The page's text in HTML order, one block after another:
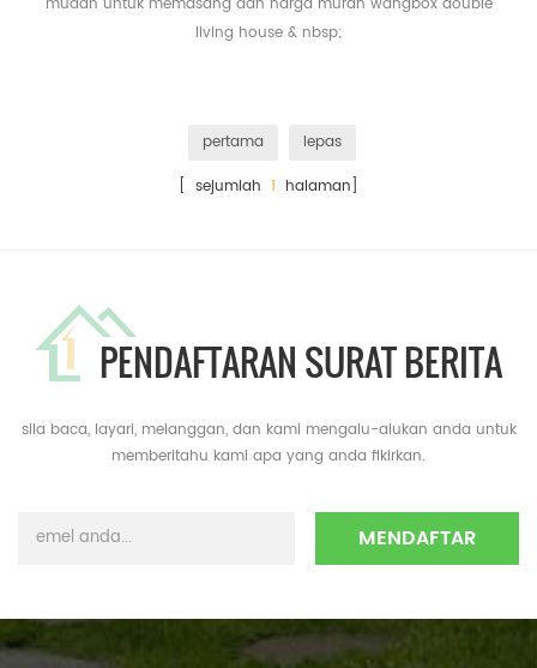
living house & nbsp;
pertama
lepas
[ sejumlah 1 halaman]
PENDAFTARAN SURAT BERITA
sila baca, layari, melanggan, dan kami mengalu-alukan anda untuk
memberitahu kami apa yang anda fikirkan.